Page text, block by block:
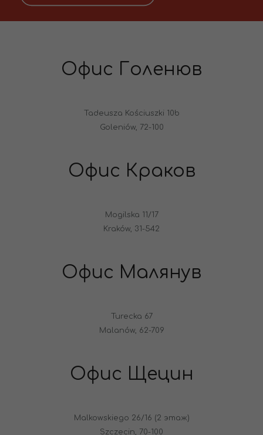
Офис Голенюв
Tadeusza Kościuszki 10b
Goleniów, 72-100
Офис Краков
Mogilska 11/17
Kraków, 31-542
Офис Малянув
Turecka 67
Malanów, 62-709
Офис Щецин
Malkowskiego 26/16 (2 этаж)
Szczecin, 70-100